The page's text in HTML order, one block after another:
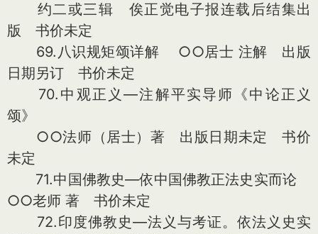
约二或三辑 俟正觉电子报连载后结集出
版 书价未定
69.八识规矩颂详解 ○○居士 注解 出版
日期另订 书价未定
70.中观正义—注解平实导师《中论正义
颂》
○○法师（居士）著 出版日期未定 书价
未定
71.中国佛教史—依中国佛教正法史实而论
○○老师 著 书价未定
72.印度佛教史—法义与考证。依法义史实